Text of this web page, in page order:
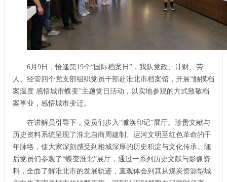
6月 9 日，恰逢第19个“国际档案日”，我队党政、计财、劳
人、经管四个党支部组织党员干部赴淮北市档案馆，开展“触摸档
案温度 感悟城市蝶变”主题党日活动，以实地参观的方式致敬档
案事业，感悟城市变迁。
在讲解员引导下，党员们步入“濉涣印记”展厅。珍贵文献与
历史资料系统呈现了淮北自商周建制、运河文明至红色革命的千
年脉络，使大家深刻感受到相城深厚的历史积淀与文化传承。随
后党员们参观了“蝶变淮北”展厅，通过一系列历史文献与影像资
料，全面了解淮北市的发展轨迹，直观体会到其从煤炭资源型城